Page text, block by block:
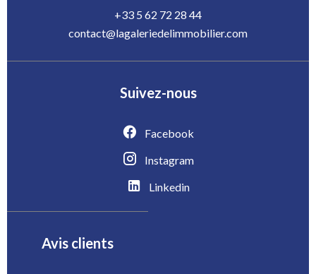
+33 5 62 72 28 44
contact@lagaleriedelimmobilier.com
Suivez-nous
Facebook
Instagram
Linkedin
Avis clients